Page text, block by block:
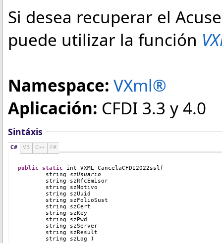
Si desea recuperar el
puede utilizar la función
Namespace: VXml®
Aplicación: CFDI 3.3 y 4.0
Sintáxis
C# VB C++ F#
public static int VXML_CancelaCFDI2022ssl (
string
szUsuario
        string
szRfcEmisor
        string
szMotivo
        string
szUuid
	string szFolioSust
        string
szCert
        string
szKey
        string
szPwd
	string szServer
        string
szResult
        string
szLog )